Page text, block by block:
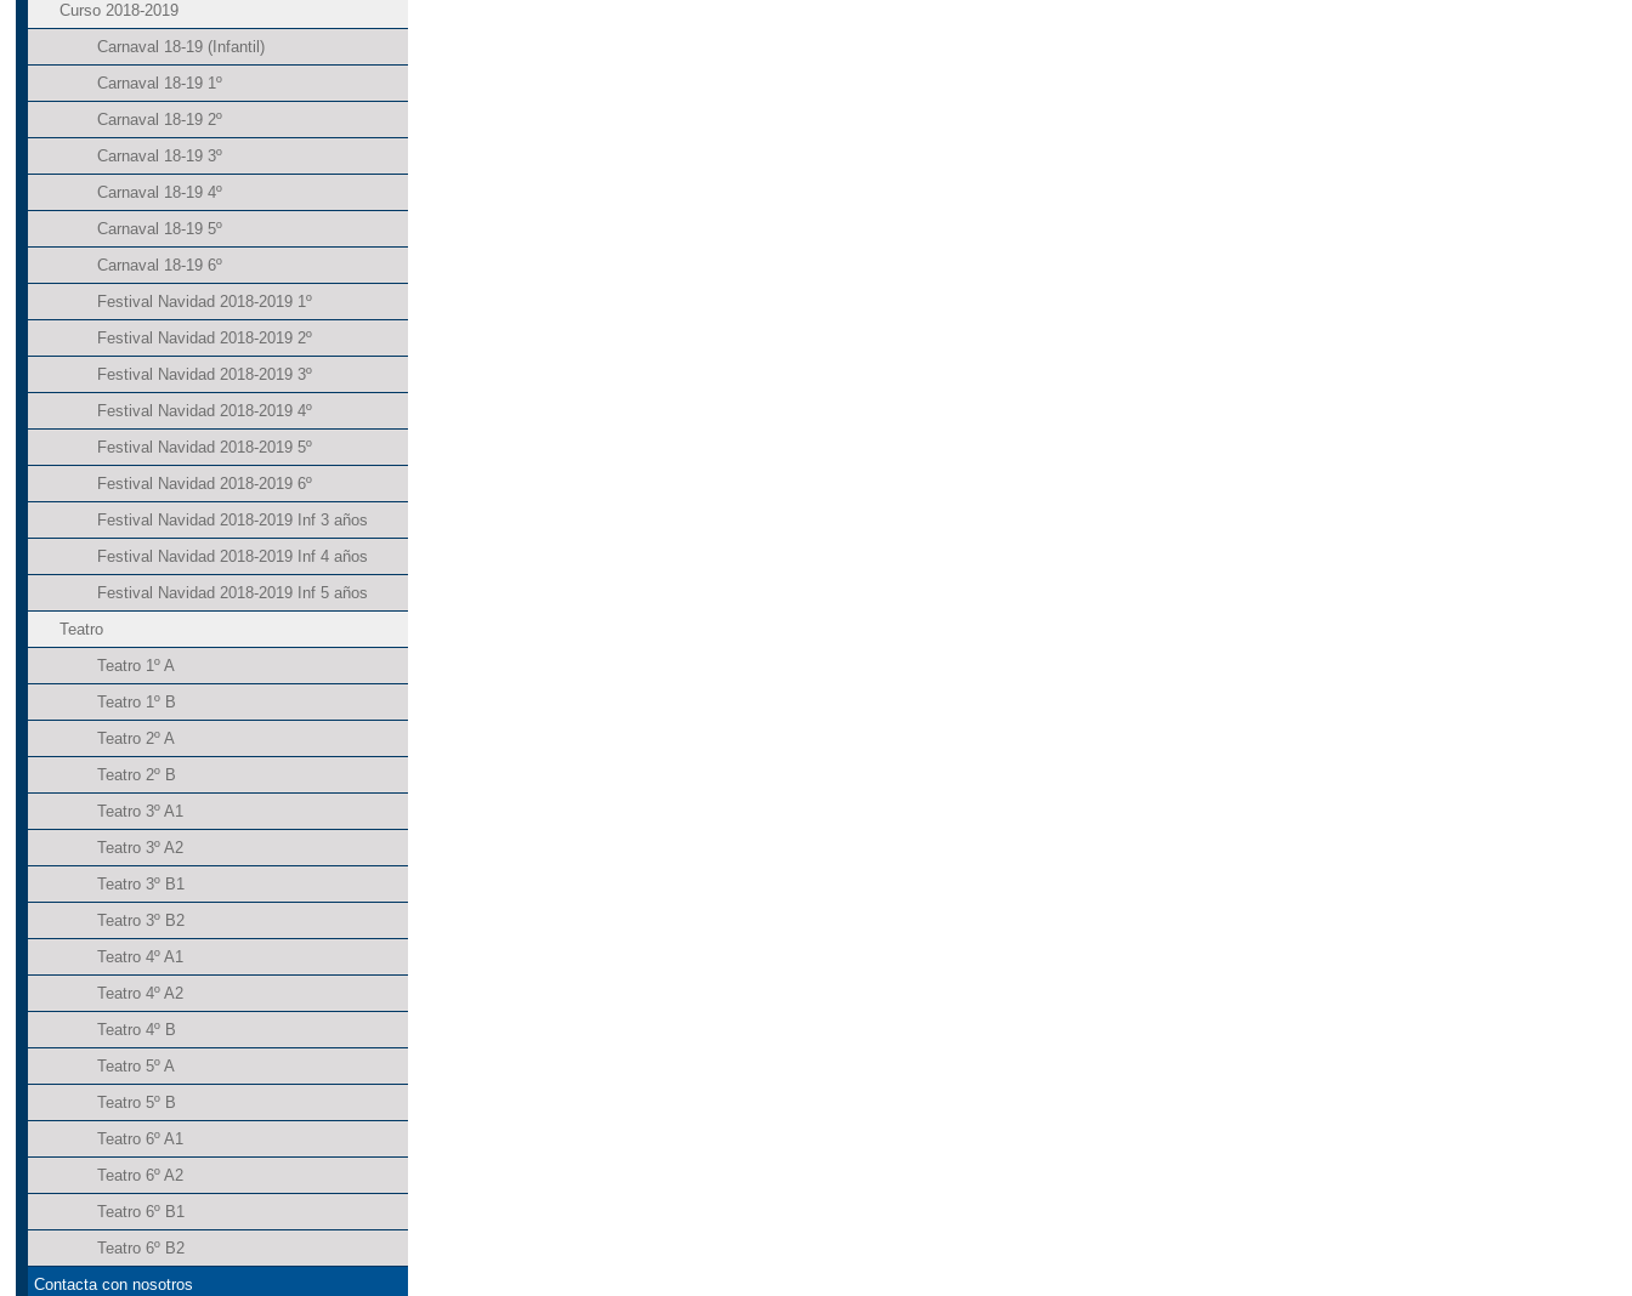
Curso 2018-2019
Carnaval 18-19 (Infantil)
Carnaval 18-19 1º
Carnaval 18-19 2º
Carnaval 18-19 3º
Carnaval 18-19 4º
Carnaval 18-19 5º
Carnaval 18-19 6º
Festival Navidad 2018-2019 1º
Festival Navidad 2018-2019 2º
Festival Navidad 2018-2019 3º
Festival Navidad 2018-2019 4º
Festival Navidad 2018-2019 5º
Festival Navidad 2018-2019 6º
Festival Navidad 2018-2019 Inf 3 años
Festival Navidad 2018-2019 Inf 4 años
Festival Navidad 2018-2019 Inf 5 años
Teatro
Teatro 1º A
Teatro 1º B
Teatro 2º A
Teatro 2º B
Teatro 3º A1
Teatro 3º A2
Teatro 3º B1
Teatro 3º B2
Teatro 4º A1
Teatro 4º A2
Teatro 4º B
Teatro 5º A
Teatro 5º B
Teatro 6º A1
Teatro 6º A2
Teatro 6º B1
Teatro 6º B2
Contacta con nosotros